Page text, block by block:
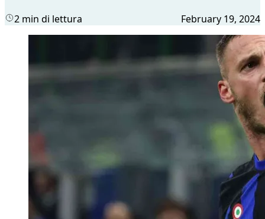
2 min di lettura February 19, 2024